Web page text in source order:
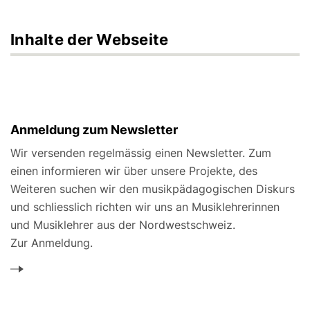
Inhalte der Webseite
Anmeldung zum Newsletter
Wir versenden regelmässig einen Newsletter. Zum
einen informieren wir über unsere Projekte, des
Weiteren suchen wir den musikpädagogischen Diskurs
und schliesslich richten wir uns an Musiklehrerinnen
und Musiklehrer aus der Nordwestschweiz.
Zur Anmeldung.